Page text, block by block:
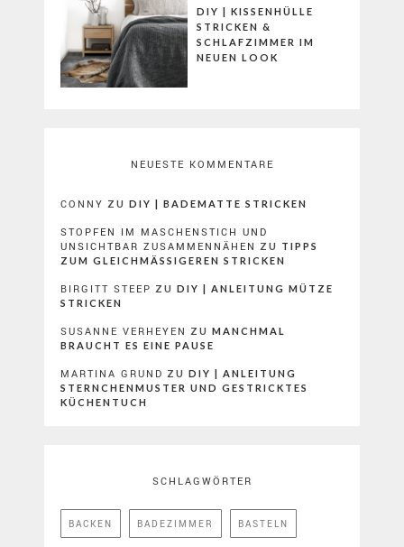
DIY | KISSENHÜLLE
STRICKEN &
SCHLAFZIMMER IM
NEUEN LOOK
NEUESTE KOMMENTARE
CONNY ZU DIY | BADEMATTE STRICKEN
STOPFEN IM MASCHENSTICH UND
UNSICHTBAR ZUSAMMENNÄHEN
ZU TIPPS
ZUM GLEICHMÄSSIGEREN STRICKEN
BIRGITT STEEP ZU DIY | ANLEITUNG MÜTZE
STRICKEN
SUSANNE VERHEYEN ZU MANCHMAL
BRAUCHT ES EINE PAUSE
MARTINA GRUND ZU DIY | ANLEITUNG
STERNCHENMUSTER UND GESTRICKTES
KÜCHENTUCH
SCHLAGWÖRTER
BACKEN BADEZIMMER BASTELN